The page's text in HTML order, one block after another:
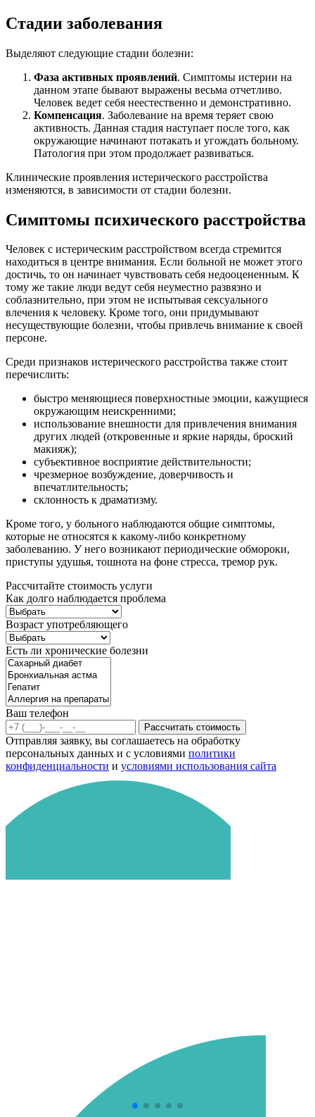
Стадии заболевания
Выделяют следующие стадии болезни:
Фаза активных проявлений. Симптомы истерии на
данном этапе бывают выражены весьма отчетливо.
Человек ведет себя неестественно и демонстративно.
Компенсация. Заболевание на время теряет свою
активность. Данная стадия наступает после того, как
окружающие начинают потакать и угождать больному.
Патология при этом продолжает развиваться.
Клинические проявления истерического расстройства
изменяются, в зависимости от стадии болезни.
Симптомы психического расстройства
Человек с истерическим расстройством всегда стремится
находиться в центре внимания. Если больной не может этого
достичь, то он начинает чувствовать себя недооцененным. К
тому же такие люди ведут себя неуместно развязно и
соблазнительно, при этом не испытывая сексуального
влечения к человеку. Кроме того, они придумывают
несуществующие болезни, чтобы привлечь внимание к своей
персоне.
Среди признаков истерического расстройства также стоит
перечислить:
быстро меняющиеся поверхностные эмоции, кажущиеся
окружающим неискренними;
использование внешности для привлечения внимания
других людей (откровенные и яркие наряды, броский
макияж);
субъективное восприятие действительности;
чрезмерное возбуждение, доверчивость и
впечатлительность;
склонность к драматизму.
Кроме того, у больного наблюдаются общие симптомы,
которые не относятся к какому-либо конкретному
заболеванию. У него возникают периодические обмороки,
приступы удушья, тошнота на фоне стресса, тремор рук.
Рассчитайте стоимость услуги
Как долго наблюдается проблема
Возраст употребляющего
Есть ли хронические болезни
Ваш телефон
Рассчитать стоимость
Отправляя заявку, вы соглашаетесь на обработку
персональных данных и с условиями политики
конфиденциальности и условиями использования сайта